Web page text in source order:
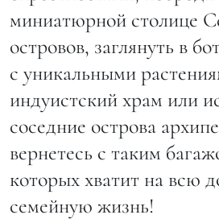
миниатюрной столице
островов, заглянуть в
с уникальными
индуистский храм или
соседние острова
вернетесь с таким
которых хватит на всю
семейную жизнь!